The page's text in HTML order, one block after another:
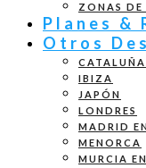
ZONAS
Planes &
Otros
CATALUÑA
IBIZA
JAPÓN
LONDRES
MADRID
MENORCA
MURCIA